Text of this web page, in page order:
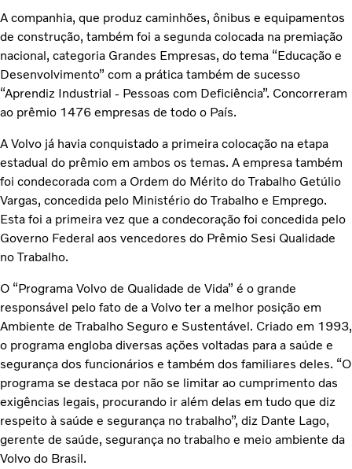
A companhia, que produz caminhões, ônibus e equipamentos
de construção, também foi a segunda colocada na premiação
nacional, categoria Grandes Empresas, do tema “Educação e
Desenvolvimento” com a prática também de sucesso
“Aprendiz Industrial - Pessoas com Deficiência”. Concorreram
ao prêmio 1476 empresas de todo o País.
A Volvo já havia conquistado a primeira colocação na etapa
estadual do prêmio em ambos os temas. A empresa também
foi condecorada com a Ordem do Mérito do Trabalho Getúlio
Vargas, concedida pelo Ministério do Trabalho e Emprego.
Esta foi a primeira vez que a condecoração foi concedida pelo
Governo Federal aos vencedores do Prêmio Sesi Qualidade
no Trabalho.
O “Programa Volvo de Qualidade de Vida” é o grande
responsável pelo fato de a Volvo ter a melhor posição em
Ambiente de Trabalho Seguro e Sustentável. Criado em 1993,
o programa engloba diversas ações voltadas para a saúde e
segurança dos funcionários e também dos familiares deles. “O
programa se destaca por não se limitar ao cumprimento das
exigências legais, procurando ir além delas em tudo que diz
respeito à saúde e segurança no trabalho”, diz Dante Lago,
gerente de saúde, segurança no trabalho e meio ambiente da
Volvo do Brasil.